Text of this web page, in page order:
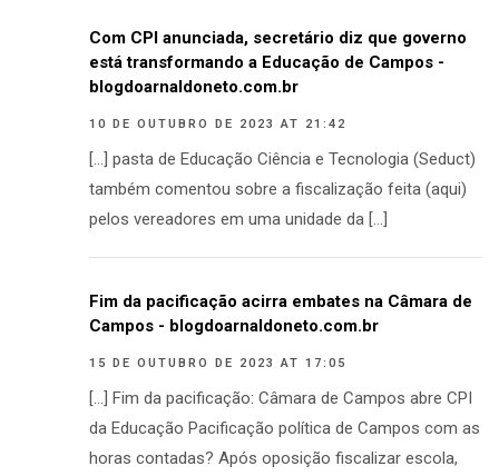
Com CPI anunciada, secretário diz que governo
está transformando a Educação de Campos -
blogdoarnaldoneto.com.br
10 DE OUTUBRO DE 2023 AT 21:42
[…] pasta de Educação Ciência e Tecnologia (Seduct)
também comentou sobre a fiscalização feita (aqui)
pelos vereadores em uma unidade da […]
Fim da pacificação acirra embates na Câmara de
Campos - blogdoarnaldoneto.com.br
15 DE OUTUBRO DE 2023 AT 17:05
[…] Fim da pacificação: Câmara de Campos abre CPI
da Educação Pacificação política de Campos com as
horas contadas? Após oposição fiscalizar escola,